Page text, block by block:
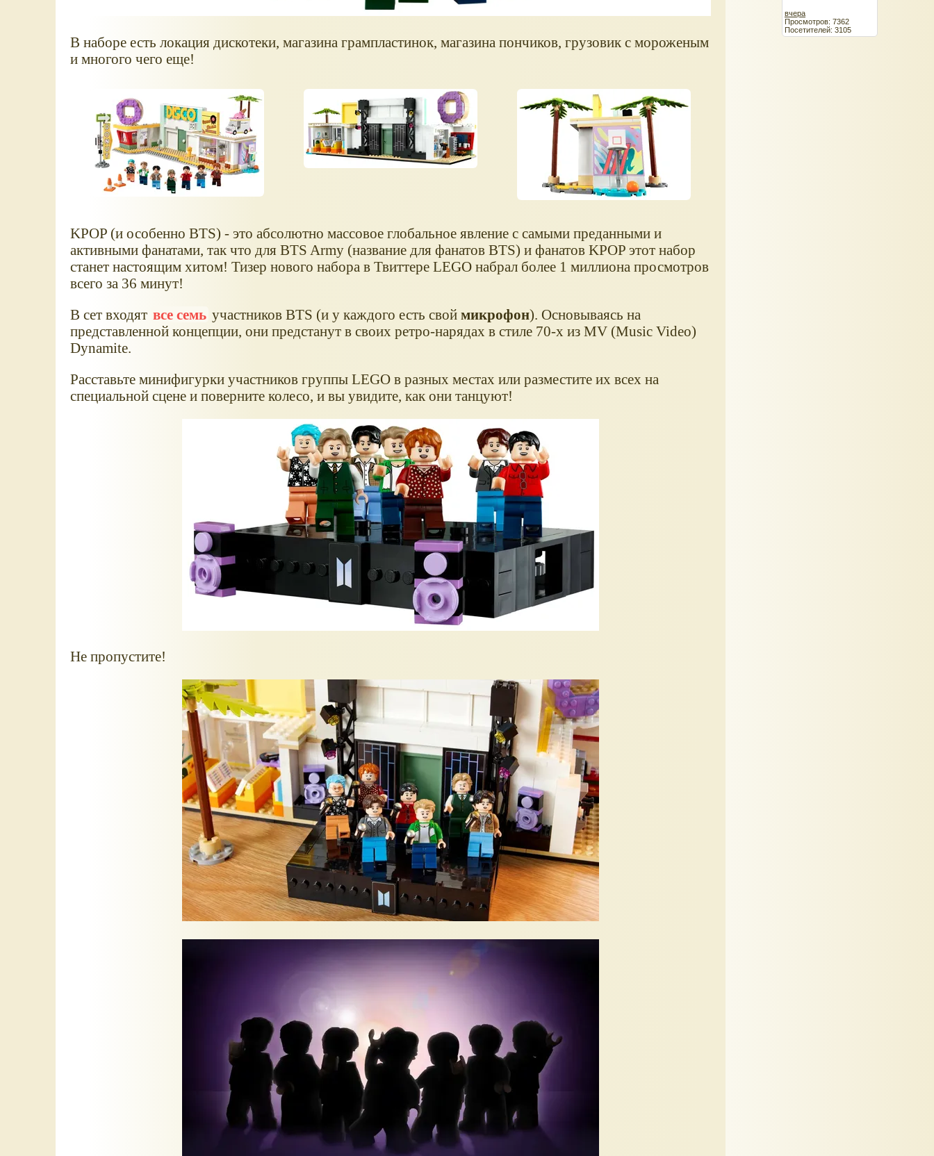
В наборе есть локация дискотеки, магазина грампластинок, магазина пончиков, грузовик с мороженым
и многого чего еще!
KPOP (и особенно BTS) - это абсолютно массовое глобальное явление с самыми преданными и
активными фанатами, так что для BTS Army (название для фанатов BTS) и фанатов KPOP этот набор
станет настоящим хитом! Тизер нового набора в Твиттере LEGO набрал более 1 миллиона просмотров
всего за 36 минут!
В сет входят все семь участников BTS (и у каждого есть свой микрофон). Основываясь на
представленной концепции, они предстанут в своих ретро-нарядах в стиле 70-х из MV (Music Video)
Dynamite.
Расставьте минифигурки участников группы LEGO в разных местах или разместите их всех на
специальной сцене и поверните колесо, и вы увидите, как они танцуют!
Не пропустите!
вчера
Просмотров: 7362
Посетителей: 3105